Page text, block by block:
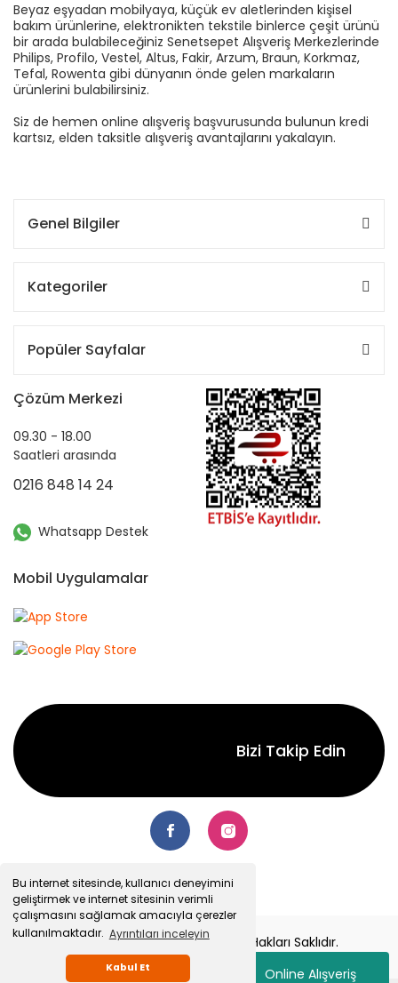
Bu internet sitesinde, kullanıcı deneyimini
geliştirmek ve internet sitesinin verimli
çalışmasını sağlamak amacıyla çerezler
kullanılmaktadır. Ayrıntıları inceleyin
Kabul Et Online Alışveriş
Beyaz eşyadan mobilyaya, küçük ev aletlerinden kişisel
bakım ürünlerine, elektronikten tekstile binlerce çeşit ürünü
bir arada bulabileceğiniz Senetsepet Alışveriş Merkezlerinde
Philips, Profilo, Vestel, Altus, Fakir, Arzum, Braun, Korkmaz,
Tefal, Rowenta gibi dünyanın önde gelen markaların
ürünlerini bulabilirsiniz.
Siz de hemen online alışveriş başvurusunda bulunun kredi
kartsız, elden taksitle alışveriş avantajlarını yakalayın.
Genel Bilgiler
Kategoriler
Popüler Sayfalar
Çözüm Merkezi
09.30 - 18.00
Saatleri arasında
0216 848 14 24
Whatsapp Destek
Mobil Uygulamalar
Bizi Takip Edin
© 2022 Senetsepet.com. Tüm Hakları Saklıdır.